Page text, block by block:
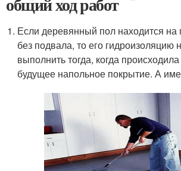
Если деревянный пол находится на
без подвала, то его гидроизоляцию
выполнить тогда, когда
будущее напольное покрытие. А